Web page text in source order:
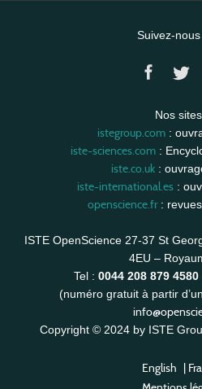
Suivez-
Nos
istegroup.com:
iste-sciences.com:
iste.co.uk :
iste-international.es:
openscience.fr:
ISTE OpenScience 27-37 St
4EU –
Tel : 0044 208 879 4580
(numéro gratuit à partir
Copyright © 2024 by ISTE
English |